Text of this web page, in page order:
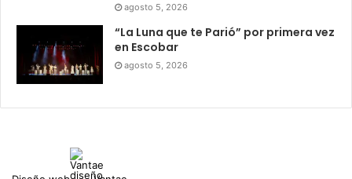
agosto 5, 2026
“La Luna que te Parió” por primera vez
en Escobar
agosto 5, 2026